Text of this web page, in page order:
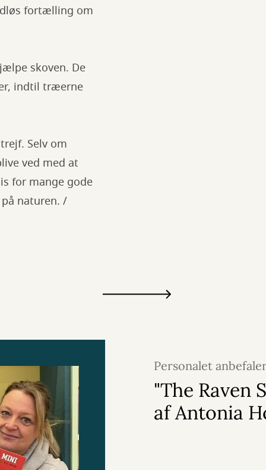
fortælling om
skoven. De
indtil træerne
Selv om
ved med at
for mange gode
naturen. /
Personalet
2026
"The Raven
af Antonia